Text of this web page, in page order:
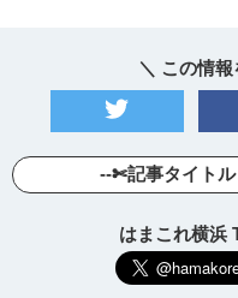
＼ この情
--✄記事タイト
はまこれ横浜